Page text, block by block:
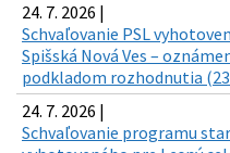
24. 7. 2026 |
Schvaľovanie PSL
Spišská Nová Ves –
podkladom rozhodnutia
24. 7. 2026 |
Schvaľovanie programu